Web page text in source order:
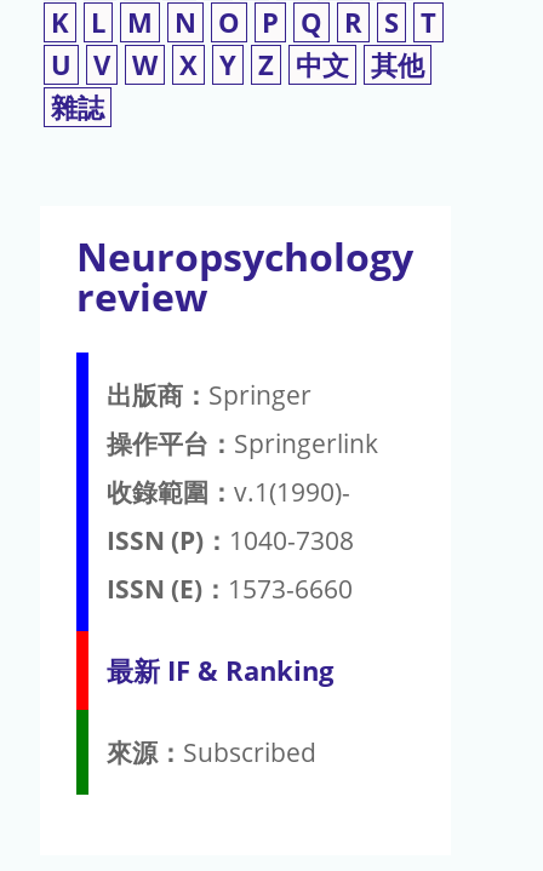
K
L M N O P Q R S T
U
V W X Y Z 中文 其他
雜誌
Neuropsychology
review
出版商： Springer
操作平台： Springerlink
收錄範圍： v.1(1990)-
ISSN (P)： 1040-7308
ISSN (E)： 1573-6660
最新 IF & Ranking
來源： Subscribed